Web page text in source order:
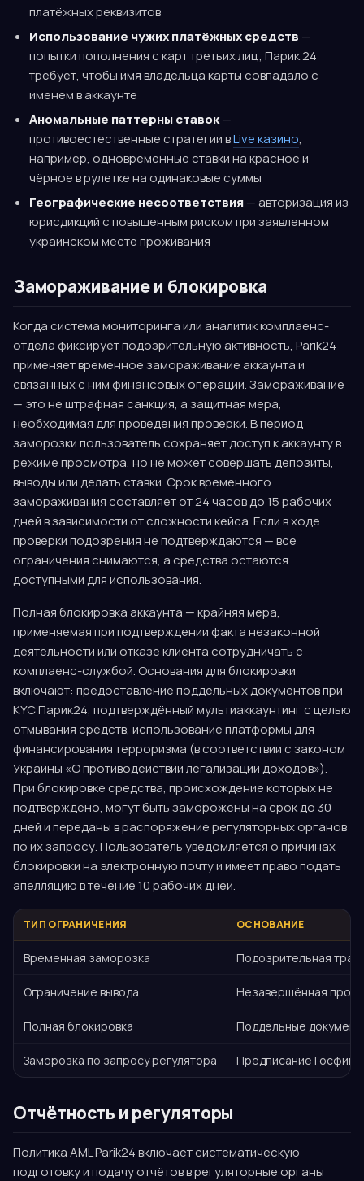
платёжных реквизитов
Использование чужих платёжных средств —
попытки пополнения с карт третьих лиц; Парик 24
требует, чтобы имя владельца карты совпадало с
именем в аккаунте
Аномальные паттерны ставок—
противоестественные стратегии вLive казино,
например, одновременные ставки на красное и
чёрное в рулетке на одинаковые суммы
Географические несоответствия— авторизация из
юрисдикций с повышенным риском при заявленном
украинском месте проживания
Замораживание и блокировка
Когда система мониторинга или аналитик комплаенс-
отдела фиксирует подозрительную активность, Parik24
применяет временное замораживание аккаунта и
связанных с ним финансовых операций. Замораживание
— это не штрафная санкция, а защитная мера,
необходимая для проведения проверки. В период
заморозки пользователь сохраняет доступ к аккаунту в
режиме просмотра, но не может совершать депозиты,
выводы или делать ставки. Срок временного
замораживания составляет от 24 часов до 15 рабочих
дней в зависимости от сложности кейса. Если в ходе
проверки подозрения не подтверждаются — все
ограничения снимаются, а средства остаются
доступными для использования.
Полная блокировка аккаунта — крайняя мера,
применяемая при подтверждении факта незаконной
деятельности или отказе клиента сотрудничать с
комплаенс-службой. Основания для блокировки
включают: предоставление поддельных документов при
KYC Парик24, подтверждённый мультиаккаунтинг с целью
отмывания средств, использование платформы для
финансирования терроризма (в соответствии с законом
Украины «О противодействии легализации доходов»).
При блокировке средства, происхождение которых не
подтверждено, могут быть заморожены на срок до 30
дней и переданы в распоряжение регуляторных органов
по их запросу. Пользователь уведомляется о причинах
блокировки на электронную почту и имеет право подать
апелляцию в течение 10 рабочих дней.
ТИП ОГРАНИЧЕНИЯ ОСНОВАНИЕ
Временная заморозка Подозрительная
Ограничение вывода Незавершённая
Полная блокировка Поддельные
Заморозка по запросу регулятора Предписание
Отчётность и регуляторы
Политика AML Parik24 включает систематическую
подготовку и подачу отчётов в регуляторные органы